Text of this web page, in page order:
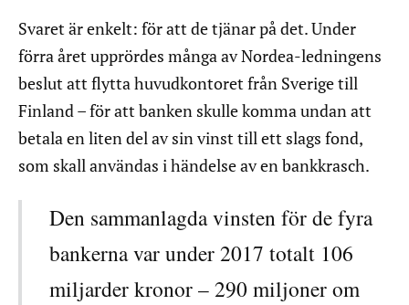
Svaret är enkelt: för att de tjänar på det. Under
förra året upprördes många av Nordea-ledningens
beslut att flytta huvudkontoret från Sverige till
Finland – för att banken skulle komma undan att
betala en liten del av sin vinst till ett slags fond,
som skall användas i händelse av en bankkrasch.
Den sammanlagda vinsten för de fyra
bankerna var under 2017 totalt 106
miljarder kronor – 290 miljoner om